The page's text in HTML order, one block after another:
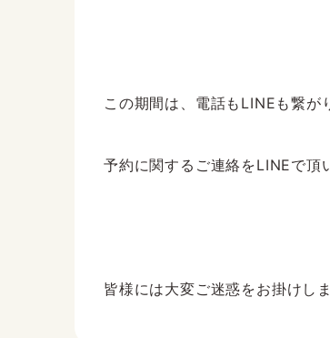
この期間は、電話もLINEも繋が
予約に関するご連絡をLINEで頂
皆様には大変ご迷惑をお掛けし